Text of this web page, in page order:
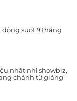
suốt 9 tháng
nhất nhì showbiz,
chảnh từ giảng